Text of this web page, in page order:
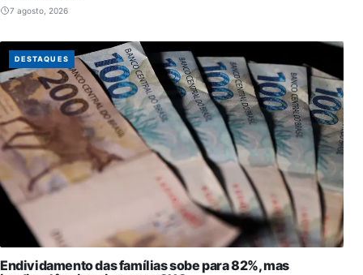
7 agosto, 2026
DESTAQUES
Endividamento das famílias sobe para 82%, mas